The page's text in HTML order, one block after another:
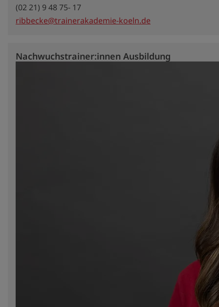
(02 21) 9 48 75- 17
ribbecke@trainerakademie-koeln.de
Nachwuchstrainer:innen Ausbildung